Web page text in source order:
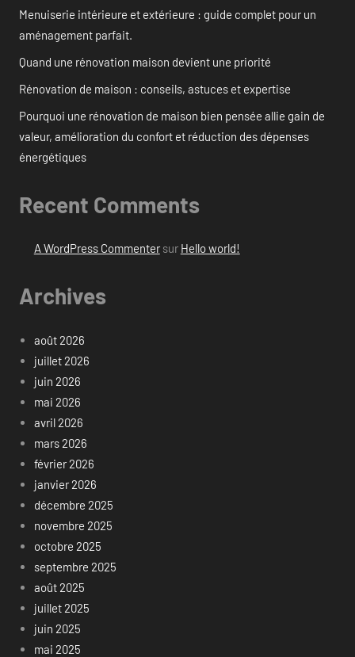
Menuiserie intérieure et extérieure : guide complet pour un
aménagement parfait.
Quand une rénovation maison devient une priorité
Rénovation de maison : conseils, astuces et expertise
Pourquoi une rénovation de maison bien pensée allie gain de
valeur, amélioration du confort et réduction des dépenses
énergétiques
Recent Comments
A WordPress Commentersur Hello world!
Archives
août 2026
juillet 2026
juin 2026
mai 2026
avril 2026
mars 2026
février 2026
janvier 2026
décembre 2025
novembre 2025
octobre 2025
septembre 2025
août 2025
juillet 2025
juin 2025
mai 2025